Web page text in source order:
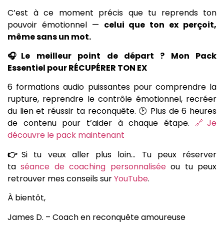
C’est à ce moment précis que tu reprends ton
pouvoir émotionnel — celui que ton ex perçoit,
même sans un mot.
🎧Le meilleur point de départ ? Mon Pack
Essentiel pour RÉCUPÉRER TON EX
6 formations audio puissantes pour comprendre la
rupture, reprendre le contrôle émotionnel, recréer
du lien et réussir ta reconquête. 🕑 Plus de 6 heures
de contenu pour t’aider à chaque étape. 🔗Je
découvre le pack maintenant
👉Si tu veux aller plus loin… Tu peux réserver
taséance de coaching personnaliséeou tu peux
retrouver mes conseils surYouTube.
À bientôt,
James D. – Coach en reconquête amoureuse